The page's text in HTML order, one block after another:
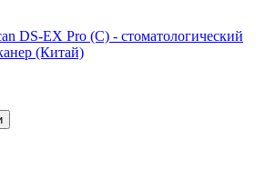
DS-EX Pro (C) - cтоматологический
(Китай)